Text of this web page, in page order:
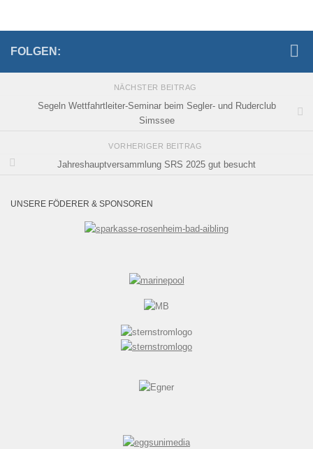
FOLGEN:
NÄCHSTER BEITRAG
Segeln Wettfahrtleiter-Seminar beim Segler- und Ruderclub
Simssee
VORHERIGER BEITRAG
Jahreshauptversammlung SRS 2025 gut besucht
UNSERE FÖDERER & SPONSOREN